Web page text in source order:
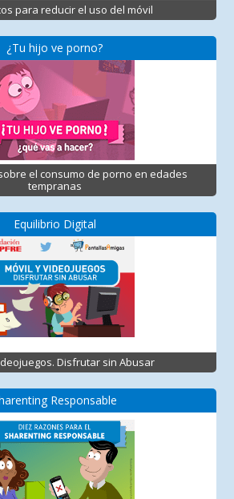
para reducir el uso del móvil
¿Tu hijo ve porno?
el consumo de porno en edades
tempranas
Equilibrio Digital
Disfrutar sin Abusar
Responsable